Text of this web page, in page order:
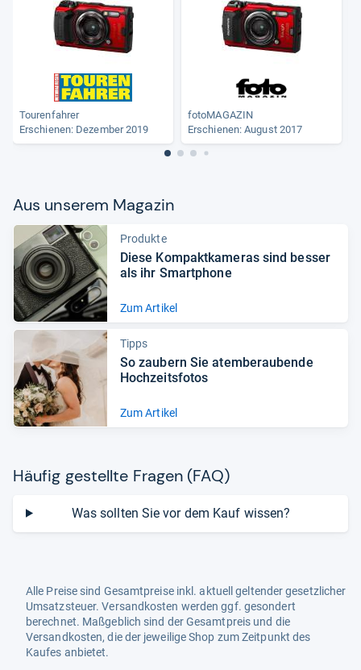
Tourenfahrer
Erschienen: Dezember 2019
fotoMAGAZIN
Erschienen: August 2017
Aus unse­rem Maga­zin
Produkte
Diese Kom­pakt­ka­me­ras sind bes­ser
als ihr Smart­phone
Zum Artikel
Tipps
So zau­bern Sie atem­be­rau­bende
Hoch­zeits­fo­tos
Zum Artikel
Häu­fig gestellte Fra­gen (FAQ)
Was sollten Sie vor dem Kauf wissen?
Alle Preise sind Gesamtpreise inkl. aktuell geltender gesetzlicher
Umsatzsteuer. Versandkosten werden ggf. gesondert
berechnet. Maßgeblich sind der Gesamtpreis und die
Versandkosten, die der jeweilige Shop zum Zeitpunkt des
Kaufes anbietet.